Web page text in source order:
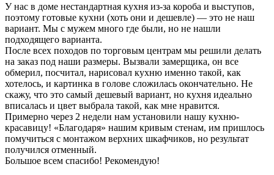
У нас в доме нестандартная кухня из-за короба и выступов,
поэтому готовые кухни (хоть они и дешевле) — это не наш
вариант. Мы с мужем много где были, но не нашли
подходящего варианта.
После всех походов по торговым центрам мы решили делать
на заказ под наши размеры. Вызвали замерщика, он все
обмерил, посчитал, нарисовал кухню именно такой, как
хотелось, и картинка в голове сложилась окончательно. Не
скажу, что это самый дешевый вариант, но кухня идеально
вписалась и цвет выбрала такой, как мне нравится.
Примерно через 2 недели нам установили нашу кухню-
красавицу! «Благодаря» нашим кривым стенам, им пришлось
помучиться с монтажом верхних шкафчиков, но результат
получился отменный.
Большое всем спасибо! Рекомендую!